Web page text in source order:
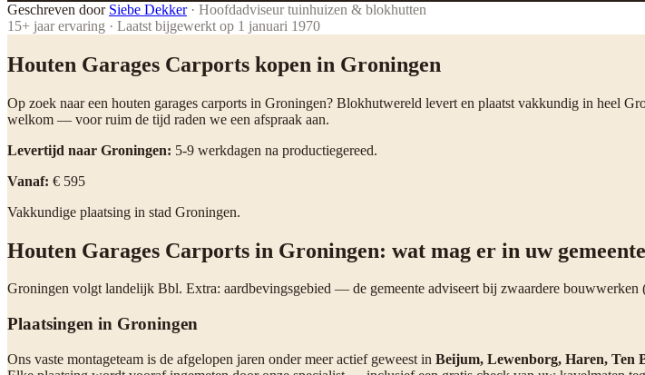
Geschreven door Siebe Dekker· Hoofdadviseur tuinhuizen & blokhutten
15+ jaar ervaring · Laatst bijgewerkt op 1 januari 1970
Houten Garages Carports kopen in Groningen
Op zoek naar een houten garages carports in Groningen? Blokhutwereld levert en plaatst vakkundig in heel
welkom — voor ruim de tijd raden we een afspraak aan.
Levertijd naar Groningen: 5-9 werkdagen na productiegereed.
Vanaf: € 595
Vakkundige plaatsing in stad Groningen.
Houten Garages Carports in Groningen: wat mag er in uw
Groningen volgt landelijk Bbl. Extra: aardbevingsgebied — de gemeente adviseert bij zwaardere bouwwerken
Plaatsingen in Groningen
Ons vaste montageteam is de afgelopen jaren onder meer actief geweest in Beijum, Lewenborg, Haren, Ten